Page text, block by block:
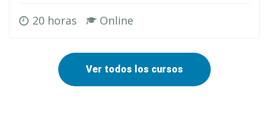
20 horas Online
Ver todos los cursos